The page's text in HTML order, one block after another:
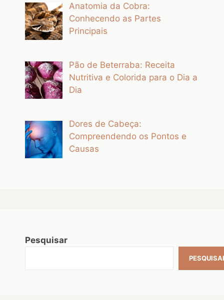
Anatomia da Cobra:
Conhecendo as Partes
Principais
Pão de Beterraba: Receita
Nutritiva e Colorida para o Dia a
Dia
Dores de Cabeça:
Compreendendo os Pontos e
Causas
Pesquisar